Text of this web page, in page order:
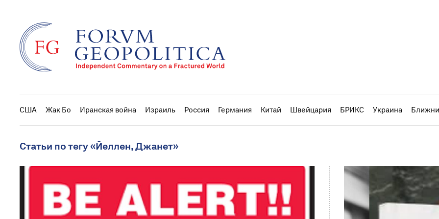
США Жак Бо Иранская война Израиль Россия Германия Китай Швейцария БРИКС Украина
Статьи по тегу «Йеллен, Джанет»